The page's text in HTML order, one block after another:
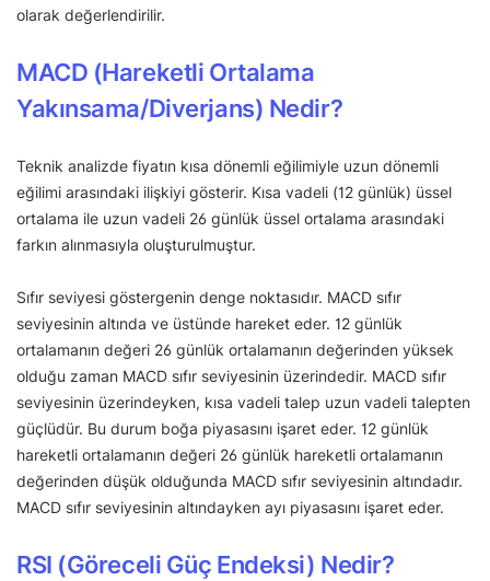
olarak değerlendirilir.
MACD (Hareketli Ortalama
Yakınsama/Diverjans) Nedir?
Teknik analizde fiyatın kısa dönemli eğilimiyle uzun dönemli
eğilimi arasındaki ilişkiyi gösterir. Kısa vadeli (12 günlük) üssel
ortalama ile uzun vadeli 26 günlük üssel ortalama arasındaki
farkın alınmasıyla oluşturulmuştur.
Sıfır seviyesi göstergenin denge noktasıdır. MACD sıfır
seviyesinin altında ve üstünde hareket eder. 12 günlük
ortalamanın değeri 26 günlük ortalamanın değerinden yüksek
olduğu zaman MACD sıfır seviyesinin üzerindedir. MACD sıfır
seviyesinin üzerindeyken, kısa vadeli talep uzun vadeli talepten
güçlüdür. Bu durum boğa piyasasını işaret eder. 12 günlük
hareketli ortalamanın değeri 26 günlük hareketli ortalamanın
değerinden düşük olduğunda MACD sıfır seviyesinin altındadır.
MACD sıfır seviyesinin altındayken ayı piyasasını işaret eder.
RSI (Göreceli Güç Endeksi) Nedir?